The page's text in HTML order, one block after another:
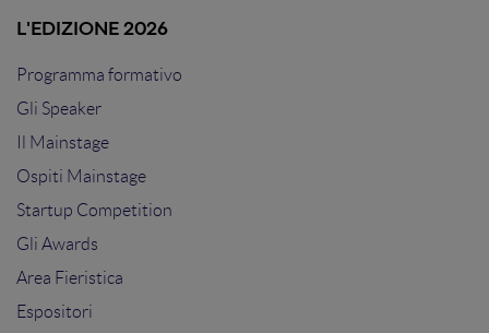
L'EDIZIONE 2026
Programma formativo
Gli Speaker
Il Mainstage
Ospiti Mainstage
Startup Competition
Gli Awards
Area Fieristica
Espositori